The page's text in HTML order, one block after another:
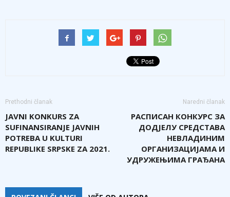
Prethodni članak
JAVNI KONKURS ZA
SUFINANSIRANJE JAVNIH
POTREBA U KULTURI
REPUBLIKE SRPSKE ZA 2021.
Naredni članak
РАСПИСАН КОНКУРС ЗА
ДОДЈЕЛУ СРЕДСТАВА
НЕВЛАДИНИМ
ОРГАНИЗАЦИЈАМА И
УДРУЖЕЊИМА ГРАЂАНА